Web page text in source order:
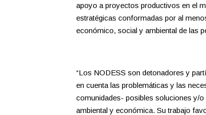
apoyo a proyectos productivos en el
estratégicas conformadas por al
económico, social y ambiental de las
“Los NODESS son detonadores y
en cuenta las problemáticas y las
comunidades- posibles soluciones y/o
ambiental y económica. Su trabajo